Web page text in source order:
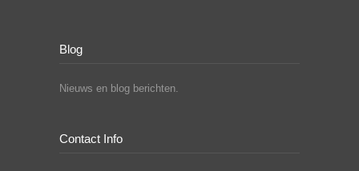
Blog
Nieuws en blog berichten.
Contact Info